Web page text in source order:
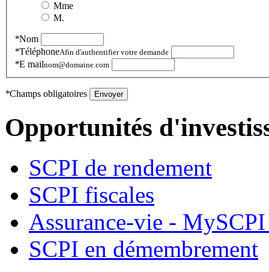
Mme
M.
*Nom
*TéléphoneAfin d'authentifier votre demande
*E mailnom@domaine.com
*Champs obligatoires Envoyer
Opportunités
SCPI de rendement
SCPI fiscales
Assurance-vie -
SCPI en démembrement